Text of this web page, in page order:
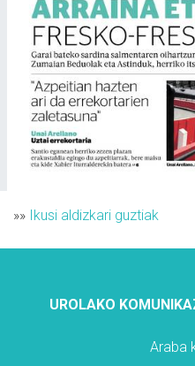
»» Ikusi aldizkari guztiak
UROLAKO
Araba